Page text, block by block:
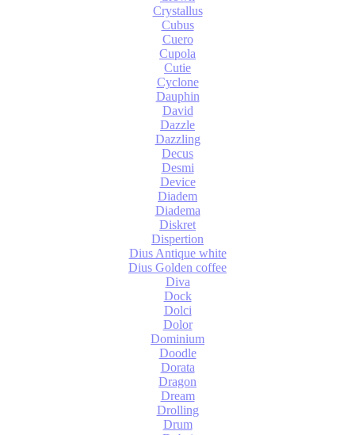
Crystallus
Cubus
Cuero
Cupola
Cutie
Cyclone
Dauphin
David
Dazzle
Dazzling
Decus
Desmi
Device
Diadem
Diadema
Diskret
Dispertion
Dius Antique white
Dius Golden coffee
Diva
Dock
Dolci
Dolor
Dominium
Doodle
Dorata
Dragon
Dream
Drolling
Drum